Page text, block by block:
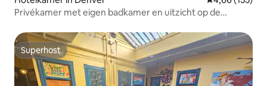
Privékamer met eigen badkamer en uitzicht op de
Superhost
Superhost